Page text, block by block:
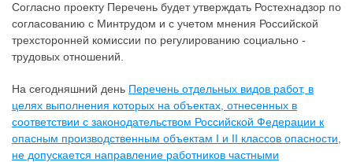
Согласно проекту Перечень будет утверждать Ростехнадзор по
согласованию с Минтрудом и с учетом мнения Российской
трехсторонней комиссии по регулированию социально -
трудовых отношений.
На сегодняшний день Перечень отдельных видов работ, в
целях выполнения которых на объектах, отнесенных в
соответствии с законодательством Российской Федерации к
опасным производственным объектам I и II классов опасности,
не допускается направление работников частными